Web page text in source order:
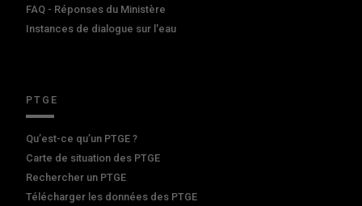
FAQ - Réponses du Ministère
Instances de dialogue sur l'eau
PTGE
Qu’est-ce qu’un PTGE ?
Carte de situation des PTGE
Rechercher un PTGE
Télécharger les données des PTGE